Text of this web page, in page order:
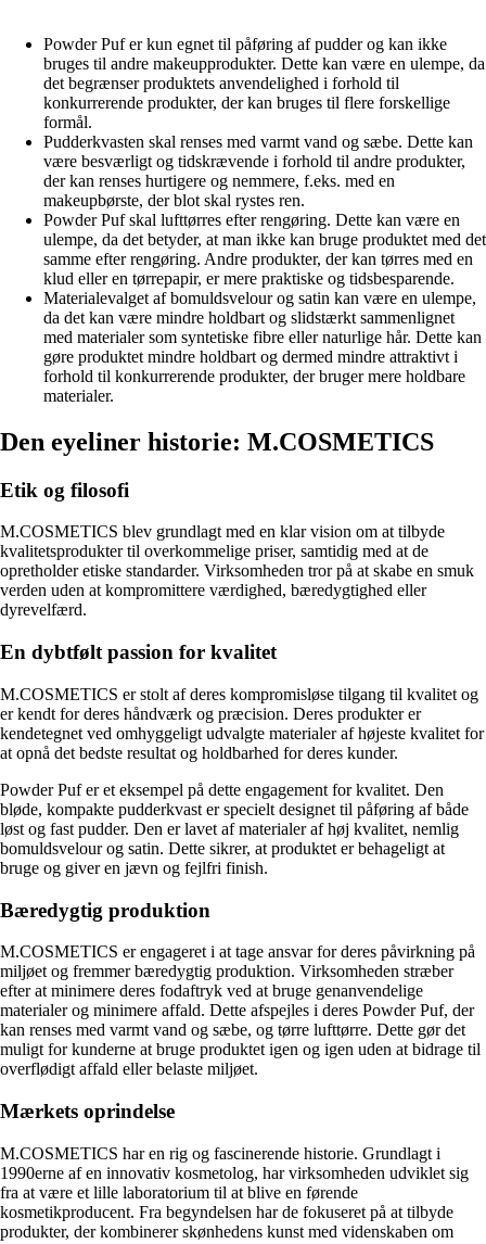
Powder Puf er kun egnet til påføring af pudder og kan ikke
bruges til andre makeupprodukter. Dette kan være en ulempe, da
det begrænser produktets anvendelighed i forhold til
konkurrerende produkter, der kan bruges til flere forskellige
formål.
Pudderkvasten skal renses med varmt vand og sæbe. Dette kan
være besværligt og tidskrævende i forhold til andre produkter,
der kan renses hurtigere og nemmere, f.eks. med en
makeupbørste, der blot skal rystes ren.
Powder Puf skal lufttørres efter rengøring. Dette kan være en
ulempe, da det betyder, at man ikke kan bruge produktet med det
samme efter rengøring. Andre produkter, der kan tørres med en
klud eller en tørrepapir, er mere praktiske og tidsbesparende.
Materialevalget af bomuldsvelour og satin kan være en ulempe,
da det kan være mindre holdbart og slidstærkt sammenlignet
med materialer som syntetiske fibre eller naturlige hår. Dette kan
gøre produktet mindre holdbart og dermed mindre attraktivt i
forhold til konkurrerende produkter, der bruger mere holdbare
materialer.
Den eyeliner historie: M.COSMETICS
Etik og filosofi
M.COSMETICS blev grundlagt med en klar vision om at tilbyde
kvalitetsprodukter til overkommelige priser, samtidig med at de
opretholder etiske standarder. Virksomheden tror på at skabe en smuk
verden uden at kompromittere værdighed, bæredygtighed eller
dyrevelfærd.
En dybtfølt passion for kvalitet
M.COSMETICS er stolt af deres kompromisløse tilgang til kvalitet og
er kendt for deres håndværk og præcision. Deres produkter er
kendetegnet ved omhyggeligt udvalgte materialer af højeste kvalitet for
at opnå det bedste resultat og holdbarhed for deres kunder.
Powder Puf er et eksempel på dette engagement for kvalitet. Den
bløde, kompakte pudderkvast er specielt designet til påføring af både
løst og fast pudder. Den er lavet af materialer af høj kvalitet, nemlig
bomuldsvelour og satin. Dette sikrer, at produktet er behageligt at
bruge og giver en jævn og fejlfri finish.
Bæredygtig produktion
M.COSMETICS er engageret i at tage ansvar for deres påvirkning på
miljøet og fremmer bæredygtig produktion. Virksomheden stræber
efter at minimere deres fodaftryk ved at bruge genanvendelige
materialer og minimere affald. Dette afspejles i deres Powder Puf, der
kan renses med varmt vand og sæbe, og tørre lufttørre. Dette gør det
muligt for kunderne at bruge produktet igen og igen uden at bidrage til
overflødigt affald eller belaste miljøet.
Mærkets oprindelse
M.COSMETICS har en rig og fascinerende historie. Grundlagt i
1990erne af en innovativ kosmetolog, har virksomheden udviklet sig
fra at være et lille laboratorium til at blive en førende
kosmetikproducent. Fra begyndelsen har de fokuseret på at tilbyde
produkter, der kombinerer skønhedens kunst med videnskaben om